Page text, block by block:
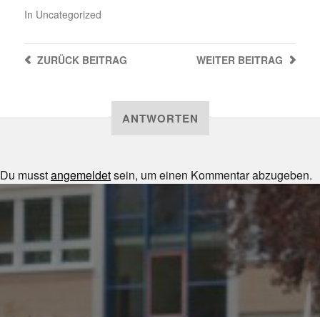
In Uncategorized
WEITER BEITRAG
ZURÜCKBEITRAG
ANTWORTEN
Du musstangemeldetsein, um einen Kommentar abzugeben.